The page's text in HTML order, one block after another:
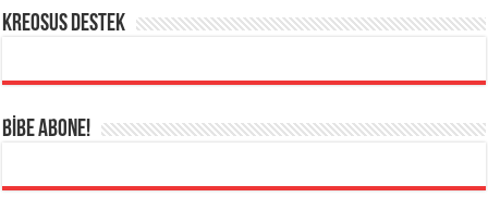
KREOSUS DESTEK
BİBE ABONE!